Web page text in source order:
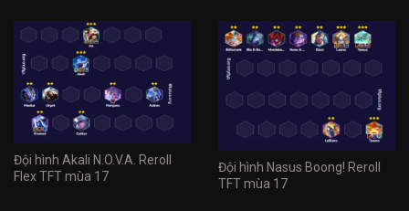
Đội hình Akali N.O.V.A. Reroll
Flex TFT mùa 17
Đội hình Nasus Boong! Reroll
TFT mùa 17